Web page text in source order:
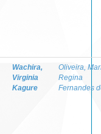
Wachira,
Virginia
Kagure
Oliveira,
Regina
Fernandes